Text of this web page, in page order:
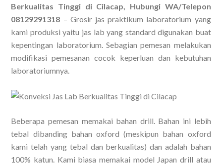
Berkualitas Tinggi di Cilacap, Hubungi WA/Telepon
08129291318 – Grosir jas praktikum laboratorium yang
kami produksi yaitu jas lab yang standard digunakan buat
kepentingan laboratorium. Sebagian pemesan melakukan
modifikasi pemesanan cocok keperluan dan kebutuhan
laboratoriumnya.
Beberapa pemesan memakai bahan drill. Bahan ini lebih
tebal dibanding bahan oxford (meskipun bahan oxford
kami telah yang tebal dan berkualitas) dan adalah bahan
100% katun. Kami biasa memakai model Japan drill atau